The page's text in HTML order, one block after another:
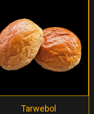
Tarwebol